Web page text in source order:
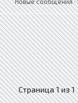
Страница1из1